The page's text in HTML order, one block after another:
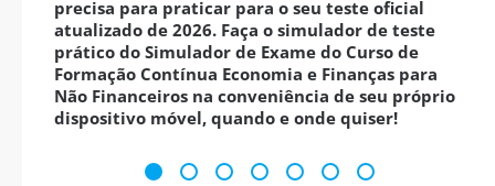
precisa para praticar para o seu teste oficial
atualizado de 2026. Faça o simulador de teste
prático do Simulador de Exame do Curso de
Formação Contínua Economia e Finanças para
Não Financeiros na conveniência de seu próprio
dispositivo móvel, quando e onde quiser!